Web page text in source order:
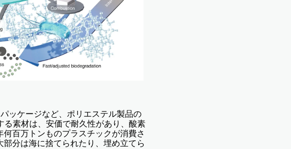
ッケージなど、ポリエステル製品の
素材は、安価で耐久性があり、酸素
百万トンものプラスチックが消費さ
分は海に捨てられたり、埋め立てら